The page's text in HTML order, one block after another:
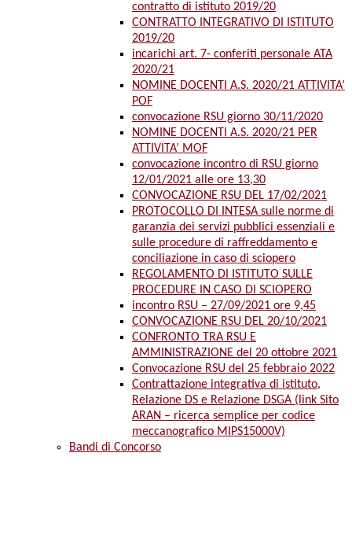
contratto di istituto 2019/20
CONTRATTO INTEGRATIVO DI ISTITUTO
2019/20
incarichi art. 7- conferiti personale ATA
2020/21
NOMINE DOCENTI A.S. 2020/21 ATTIVITA’
POF
convocazione RSU giorno 30/11/2020
NOMINE DOCENTI A.S. 2020/21 PER
ATTIVITA’ MOF
convocazione incontro di RSU giorno
12/01/2021 alle ore 13,30
CONVOCAZIONE RSU DEL 17/02/2021
PROTOCOLLO DI INTESA sulle norme di
garanzia dei servizi pubblici essenziali e
sulle procedure di raffreddamento e
conciliazione in caso di sciopero
REGOLAMENTO DI ISTITUTO SULLE
PROCEDURE IN CASO DI SCIOPERO
incontro RSU – 27/09/2021 ore 9,45
CONVOCAZIONE RSU DEL 20/10/2021
CONFRONTO TRA RSU E
AMMINISTRAZIONE del 20 ottobre 2021
Convocazione RSU del 25 febbraio 2022
Contrattazione integrativa di istituto,
Relazione DS e Relazione DSGA (link Sito
ARAN – ricerca semplice per codice
meccanografico MIPS15000V)
Bandi di Concorso